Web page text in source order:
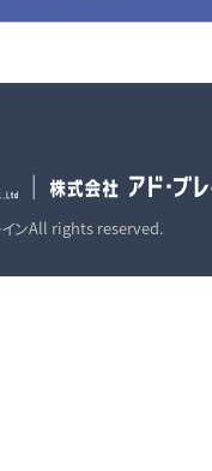
ンAll rights reserved.